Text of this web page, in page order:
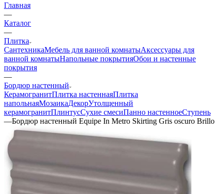
Главная
—
Каталог
—
Плитка
СантехникаМебель для ванной комнатыАксессуары для
ванной комнатыНапольные покрытияОбои и настенные
покрытия
—
Бордюр настенный
КерамогранитПлитка настеннаяПлитка
напольнаяМозаикаДекорУтолщенный
керамогранитПлинтусСухие смесиПанно настенноеСтупень
—Бордюр настенный Equipe In Metro Skirting Gris oscuro Brillo